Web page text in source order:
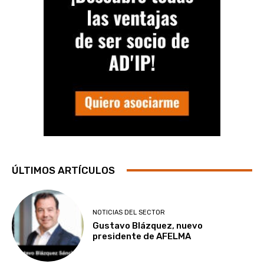
ÚLTIMOS ARTÍCULOS
NOTICIAS DEL SECTOR
Gustavo Blázquez, nuevo
presidente de AFELMA